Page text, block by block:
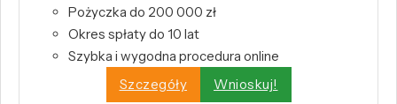
Pożyczka do 200 000 zł
Okres spłaty do 10 lat
Szybka i wygodna procedura online
Szczegóły
Wnioskuj!